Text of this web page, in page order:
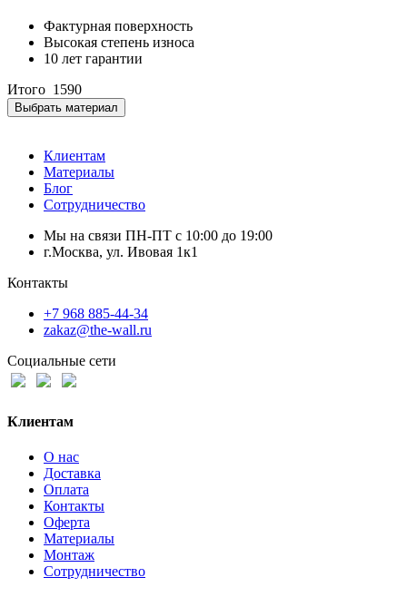
Фактурная поверхность
Высокая степень износа
10 лет гарантии
Итого 1590
Выбрать материал
Клиентам
Материалы
Блог
Сотрудничество
Мы на связи ПН-ПТ с 10:00 до 19:00
г.Москва, ул. Ивовая 1к1
Контакты
+7 968 885-44-34
zakaz@the-wall.ru
Социальные сети
Клиентам
О нас
Доставка
Оплата
Контакты
Оферта
Материалы
Монтаж
Сотрудничество